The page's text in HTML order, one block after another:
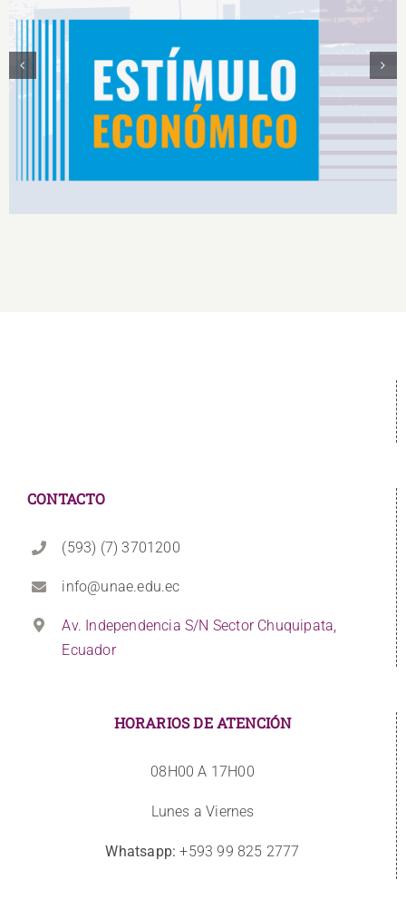
Estímulos Económicos para Deportistas de Alto
Rendimiento IS2026
CONTACTO
(593) (7) 3701200
info@unae.edu.ec
Av. Independencia S/N Sector Chuquipata,
Ecuador
HORARIOS DE ATENCIÓN
08H00 A 17H00
Lunes a Viernes
Whatsapp: +593 99 825 2777